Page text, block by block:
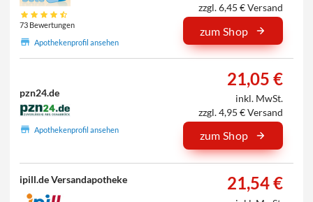
73 Bewertungen
Apothekenprofil ansehen
zzgl. 6,45 € Versand
zum Shop
pzn24.de
Apothekenprofil ansehen
21,05 €
inkl. MwSt.
zzgl. 4,95 € Versand
zum Shop
ipill.de Versandapotheke 21,54 €